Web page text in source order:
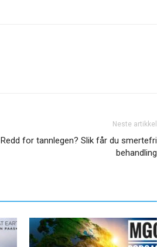
Neste artikkel
Redd for tannlegen? Slik får du smertefri
behandling